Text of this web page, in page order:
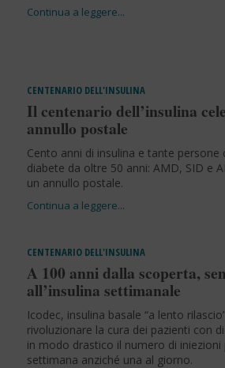
CENTENARIO DELL'INSULINA
Il centenario dell’insulina
annullo postale
Cento anni di insulina e tante persone
diabete da oltre 50 anni: AMD, SID e
un annullo postale.
CENTENARIO DELL'INSULINA
A 100 anni dalla scoperta,
all’insulina settimanale
Icodec, insulina basale “a lento
rivoluzionare la cura dei pazienti con
in modo drastico il numero di iniezioni
settimana anziché una al giorno.